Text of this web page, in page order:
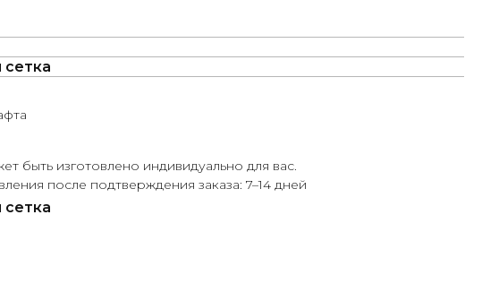
сетка
быть изготовлено индивидуально для вас.
после подтверждения заказа: 7–14 дней
сетка